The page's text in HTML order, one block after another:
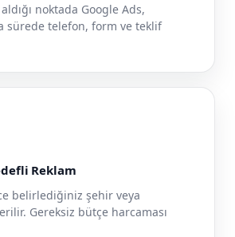
noktada Google Ads,
sürede telefon, form ve teklif
Reklam
belirlediğiniz şehir veya
Gereksiz bütçe harcaması